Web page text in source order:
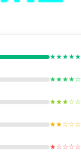
★★★★★
★★★★☆
★★★☆☆
★★☆☆☆
★☆☆☆☆